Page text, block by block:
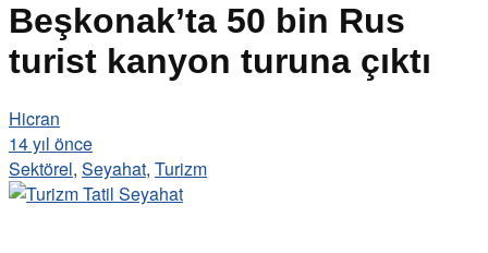
Beşkonak’ta 50 bin Rus
turist kanyon turuna çıktı
Hicran
14 yıl önce
Sektörel, Seyahat, Turizm